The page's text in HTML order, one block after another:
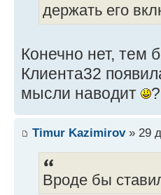
держать его
Конечно нет, тем
Клиента32
мысли наводит
?
Timur Kazimirov» 29
Вроде бы